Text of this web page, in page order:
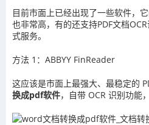
目前市面上已经出现了一些软件，
也非常高，有的还支持PDF文档
式服务。
方法 1：ABBYY FinReader
这应该是市面上最强大、最稳定的
换成pdf软件，自带 OCR 识别功能